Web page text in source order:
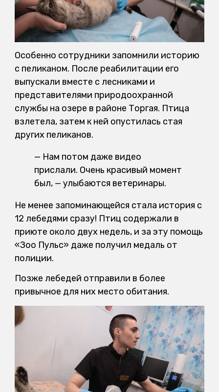
Особенно сотрудники запомнили историю
с пеликаном. После реабилитации его
выпускали вместе с лесниками и
представителями природоохранной
службы на озере в районе Торгая. Птица
взлетела, затем к ней опустилась стая
других пеликанов.
— Нам потом даже видео
прислали. Очень красивый момент
был, — улыбаются ветеринары.
Не менее запоминающейся стала история с
12 лебедями сразу! Птиц содержали в
приюте около двух недель, и за эту помощь
«Зоо Пульс» даже получил медаль от
полиции.
Позже лебедей отправили в более
привычное для них место обитания.